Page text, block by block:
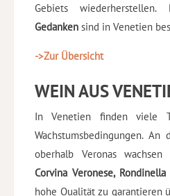
Gebiets wiederherstellen.
Gedanken sind in Venetien
->Zur Übersicht
WEIN AUS
In Venetien finden viele
Wachstumsbedingungen.
oberhalb Veronas
Corvina Veronese,
hohe Qualität zu garantieren